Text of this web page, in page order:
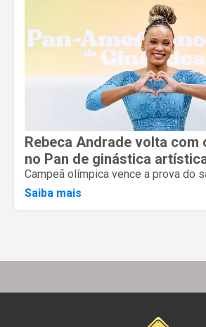
Rebeca Andrade volta com
no Pan de ginástica
Campeã olímpica vence a prova do
Saiba mais